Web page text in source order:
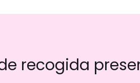
recogida